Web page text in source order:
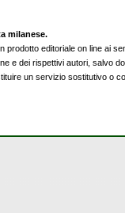
milanese.
editoriale on line ai
e dei rispettivi autori,
un servizio sostitutivo o